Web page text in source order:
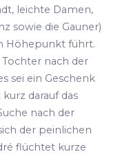
leichte Damen,
sowie die Gauner)
Höhepunkt führt.
nach der
sei ein Geschenk
darauf das
nach der
der peinlichen
flüchtet kurze